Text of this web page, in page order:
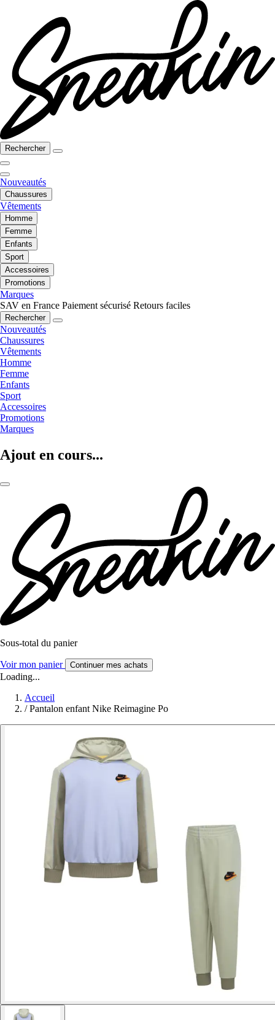
Rechercher
Nouveautés
Chaussures
Vêtements
Homme
Femme
Enfants
Sport
Accessoires
Promotions
Marques
SAV en France Paiement sécurisé Retours faciles
Rechercher
Nouveautés
Chaussures
Vêtements
Homme
Femme
Enfants
Sport
Accessoires
Promotions
Marques
Ajout en cours...
Sous-total du panier
Voir mon panier Continuer mes achats
Loading...
Accueil
/ Pantalon enfant Nike Reimagine Po